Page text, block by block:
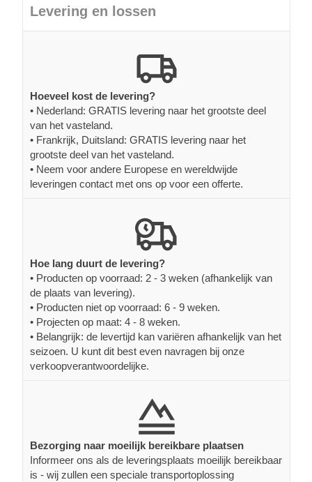
Levering en lossen
Hoeveel kost de levering?
• Nederland: GRATIS levering naar het grootste deel
van het vasteland.
• Frankrijk, Duitsland: GRATIS levering naar het
grootste deel van het vasteland.
• Neem voor andere Europese en wereldwijde
leveringen contact met ons op voor een offerte.
Hoe lang duurt de levering?
• Producten op voorraad: 2 - 3 weken (afhankelijk van
de plaats van levering).
• Producten niet op voorraad: 6 - 9 weken.
• Projecten op maat: 4 - 8 weken.
• Belangrijk: de levertijd kan variëren afhankelijk van het
seizoen. U kunt dit best even navragen bij onze
verkoopverantwoordelijke.
Bezorging naar moeilijk bereikbare plaatsen
Informeer ons als de leveringsplaats moeilijk bereikbaar
is - wij zullen een speciale transportoplossing